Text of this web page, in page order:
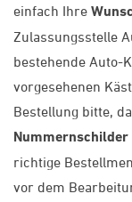
einfach Ihre
Zulassungsstelle
bestehende Auto-
vorgesehenen
Bestellung bitte,
Nummernschilder
richtige
vor dem